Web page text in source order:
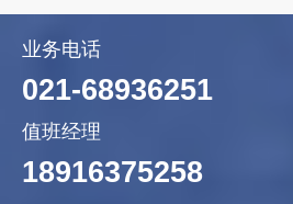
业务电话
021-68936251
值班经理
18916375258